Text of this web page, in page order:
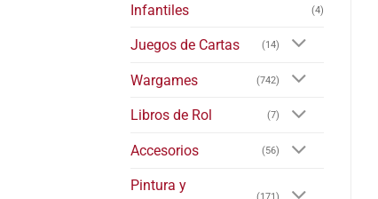
Infantiles (4)
Juegos de Cartas (14)
Wargames (742)
Libros de Rol (7)
Accesorios (56)
Pintura y
(171)